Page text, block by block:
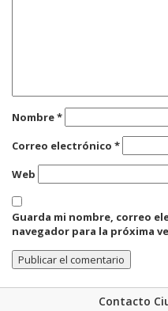
Nombre*
Correo electrónico *
Web
Guarda mi nombre, correo
navegador para la próxima
Contacto